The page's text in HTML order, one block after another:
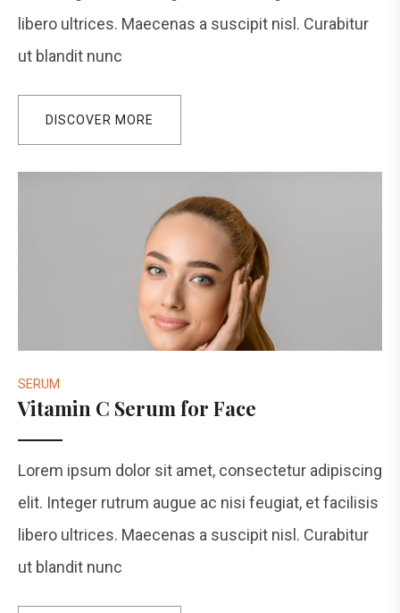
libero ultrices. Maecenas a suscipit nisl. Curabitur
ut blandit nunc
DISCOVER MORE
SERUM
Vitamin C Serum for Face
Lorem ipsum dolor sit amet, consectetur adipiscing
elit. Integer rutrum augue ac nisi feugiat, et facilisis
libero ultrices. Maecenas a suscipit nisl. Curabitur
ut blandit nunc